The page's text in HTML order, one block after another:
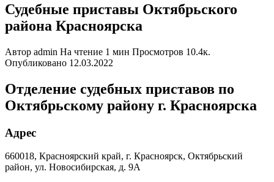
Судебные приставы Октябрьского
района Красноярска
Автор admin На чтение 1 мин Просмотров 10.4к.
Опубликовано 12.03.2022
Отделение судебных приставов по
Октябрьскому району г. Красноярска
Адрес
660018, Красноярский край, г. Красноярск, Октябрьский
район, ул. Новосибирская, д. 9А